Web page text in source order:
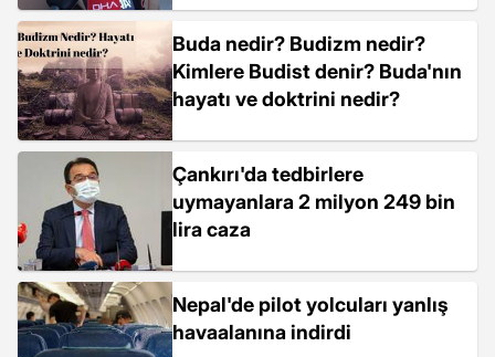
Buda nedir? Budizm nedir?
Kimlere Budist denir? Buda'nın
hayatı ve doktrini nedir?
Çankırı'da tedbirlere
uymayanlara 2 milyon 249 bin
lira caza
Nepal'de pilot yolcuları yanlış
havaalanına indirdi